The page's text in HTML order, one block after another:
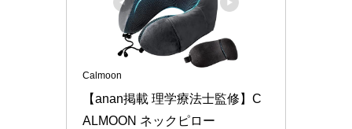
Calmoon
【anan掲載 理学療法士監修】C
ALMOON ネックピロー